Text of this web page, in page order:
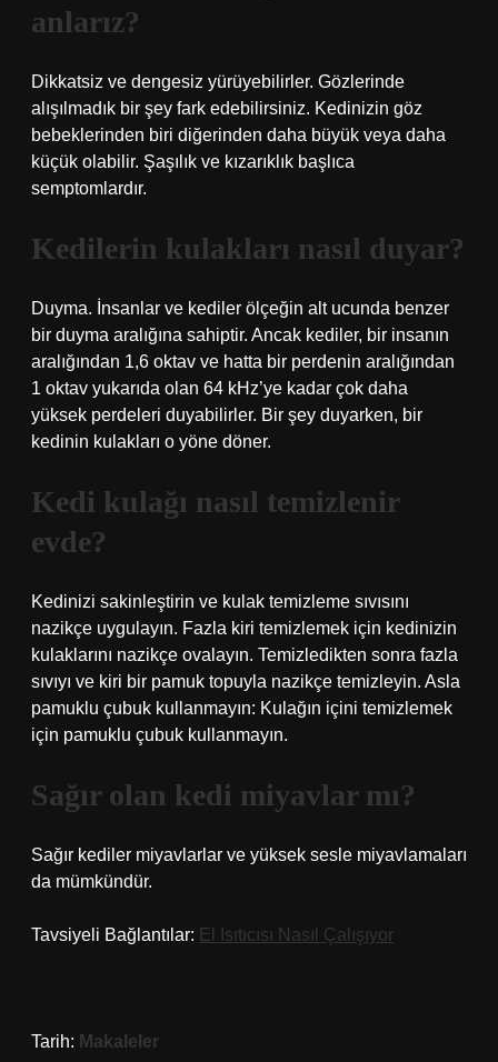
anlarız?
Dikkatsiz ve dengesiz yürüyebilirler. Gözlerinde
alışılmadık bir şey fark edebilirsiniz. Kedinizin göz
bebeklerinden biri diğerinden daha büyük veya daha
küçük olabilir. Şaşılık ve kızarıklık başlıca
semptomlardır.
Kedilerin kulakları nasıl duyar?
Duyma. İnsanlar ve kediler ölçeğin alt ucunda benzer
bir duyma aralığına sahiptir. Ancak kediler, bir insanın
aralığından 1,6 oktav ve hatta bir perdenin aralığından
1 oktav yukarıda olan 64 kHz’ye kadar çok daha
yüksek perdeleri duyabilirler. Bir şey duyarken, bir
kedinin kulakları o yöne döner.
Kedi kulağı nasıl temizlenir
evde?
Kedinizi sakinleştirin ve kulak temizleme sıvısını
nazikçe uygulayın. Fazla kiri temizlemek için kedinizin
kulaklarını nazikçe ovalayın. Temizledikten sonra fazla
sıvıyı ve kiri bir pamuk topuyla nazikçe temizleyin. Asla
pamuklu çubuk kullanmayın: Kulağın içini temizlemek
için pamuklu çubuk kullanmayın.
Sağır olan kedi miyavlar mı?
Sağır kediler miyavlarlar ve yüksek sesle miyavlamaları
da mümkündür.
Tavsiyeli Bağlantılar: El Isıtıcısı Nasıl Çalışıyor
Tarih: Makaleler